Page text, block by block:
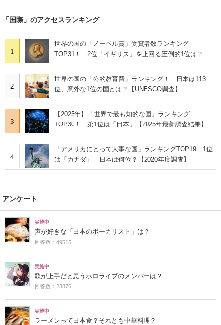
「国際」のアクセスランキング
1
世界の国の「ノーベル賞」受賞者数ランキング
TOP31！ 2位「イギリス」を上回る圧倒的1位は？
2
世界の国の「公的教育費」ランキング！ 日本は113
位、意外な1位の国とは？【UNESCO調査】
3
【2025年】「世界で最も知的な国」ランキング
TOP30！ 第1位は「日本」【2025年最新調査結果】
4
「アメリカにとって大事な国」ランキングTOP19 1位
は「カナダ」 日本は何位？【2020年度調査】
アンケート
実施中
声が好きな「日本のボーカリスト」は？
回答数：49515
実施中
歌が上手だと思うホロライブのメンバーは？
回答数：23876
実施中
ラーメンって日本食？それとも中華料理？